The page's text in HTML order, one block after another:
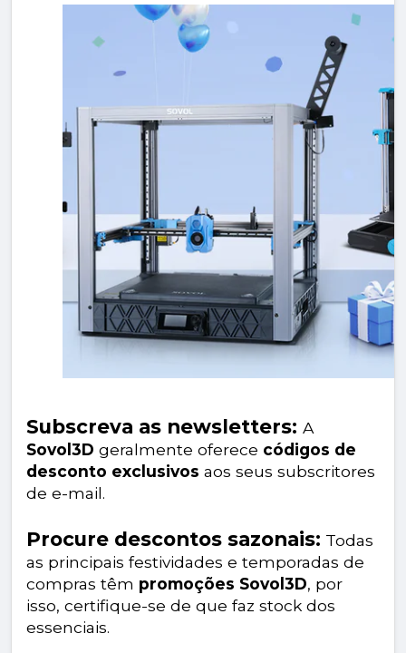
Subscreva as newsletters: A
Sovol3D geralmente oferece códigos de
desconto exclusivos aos seus subscritores
de e-mail.
Procure descontos sazonais: Todas
as principais festividades e temporadas de
compras têm promoções Sovol3D, por
isso, certifique-se de que faz stock dos
essenciais.